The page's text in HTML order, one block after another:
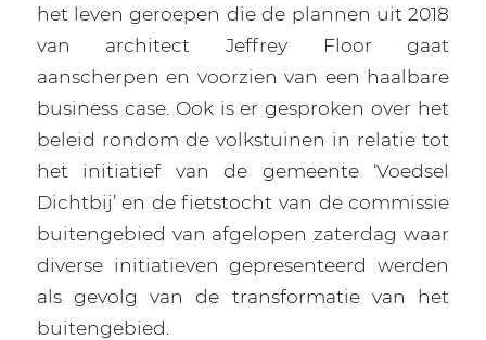
het leven geroepen die de plannen uit 2018
van architect Jeffrey Floor gaat
aanscherpen en voorzien van een haalbare
business case. Ook is er gesproken over het
beleid rondom de volkstuinen in relatie tot
het initiatief van de gemeente ‘Voedsel
Dichtbij’ en de fietstocht van de commissie
buitengebied van afgelopen zaterdag waar
diverse initiatieven gepresenteerd werden
als gevolg van de transformatie van het
buitengebied.